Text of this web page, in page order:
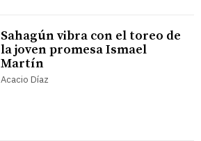
Sahagún vibra con el toreo de
la joven promesa Ismael
Martín
Acacio Díaz